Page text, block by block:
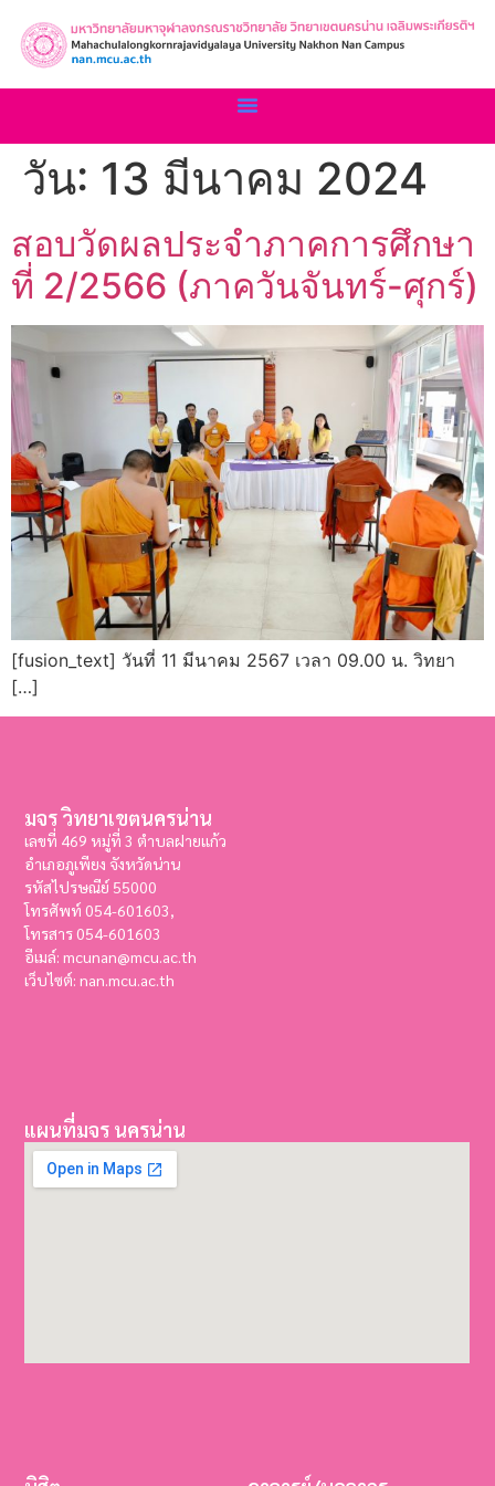
วัน: 13 มีนาคม 2024
สอบวัดผลประจำภาคการศึกษา
ที่ 2/2566 (ภาควันจันทร์-ศุกร์)
[fusion_text] วันที่ 11 มีนาคม 2567 เวลา 09.00 น. วิทยา
[…]
มจร วิทยาเขตนครน่าน
เลขที่ 469 หมู่ที่ 3 ตำบลฝายแก้ว
อำเภอภูเพียง จังหวัดน่าน
รหัสไปรษณีย์ 55000
โทรศัพท์ 054-601603,
โทรสาร054-601603
อีเมล์: mcunan@mcu.ac.th
เว็บไซต์: nan.mcu.ac.th
แผนที่มจร นครน่าน